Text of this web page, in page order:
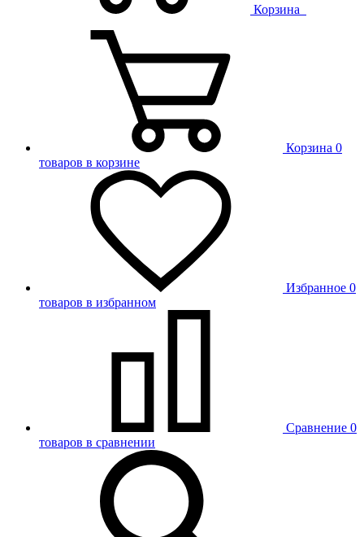
Корзина
Корзина 0
товаров в корзине
Избранное 0
товаров в избранном
Сравнение 0
товаров в сравнении